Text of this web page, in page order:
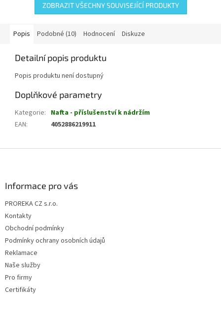
ZOBRAZIT VŠECHNY SOUVISEJÍCÍ PRODUKTY
Popis Podobné (10) Hodnocení Diskuze
Detailní popis produktu
Popis produktu není dostupný
Doplňkové parametry
Kategorie: Nafta - příslušenství k nádržím
EAN: 4052886219911
Informace pro vás
PROREKA CZ s.r.o.
Kontakty
Obchodní podmínky
Podmínky ochrany osobních údajů
Reklamace
Naše služby
Pro firmy
Certifikáty